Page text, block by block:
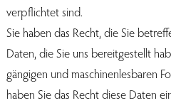
verpflichtet sind.
Sie haben das Recht, die Sie
Daten, die Sie uns bereitgestellt
gängigen und maschinenlesbaren
haben Sie das Recht diese Daten